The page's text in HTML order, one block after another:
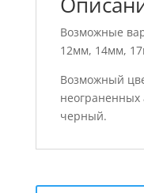
Возможные
12мм, 14мм,
Возможный
неограненных
черный.